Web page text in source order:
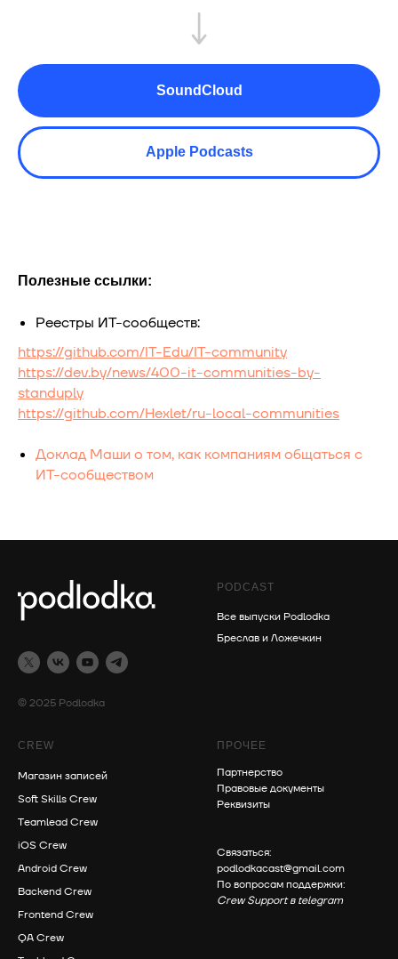
SoundCloud
Apple Podcasts
Полезные ссылки:
Реестры ИТ-сообществ:
https://github.com/IT-Edu/IT-community
https://dev.by/news/400-it-communities-by-
standuply
https://github.com/Hexlet/ru-local-communities
Доклад Маши о том, как компаниям общаться с
ИТ-сообществом
© 2025 Podlodka
PODCAST
Все выпуски Podlodka
Бреслав и Ложечкин
CREW
Магазин записей
Soft Skills Crew
Teamlead Crew
iOS Crew
Android Crew
Backend Crew
Frontend Crew
QA Crew
ПРОЧЕЕ
Партнерство
Правовые документы
Реквизиты
Связаться:
podlodkacast@gmail.com
По вопросам поддержки:
Crew Support в telegram